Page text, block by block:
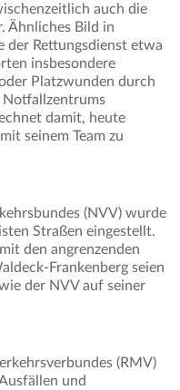
auch die
Ähnliches Bild in
der Rettungsdienst etwa
insbesondere
Platzwunden durch
Notfallzentrums
damit, heute
seinem Team zu
(NVV) wurde
Straßen eingestellt.
den angrenzenden
Frankenberg seien
der NVV auf seiner
(RMV)
und